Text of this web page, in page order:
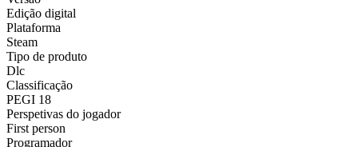
Edição digital
Plataforma
Steam
Tipo de produto
Dlc
Classificação
PEGI 18
Perspetivas do jogador
First person
Programador